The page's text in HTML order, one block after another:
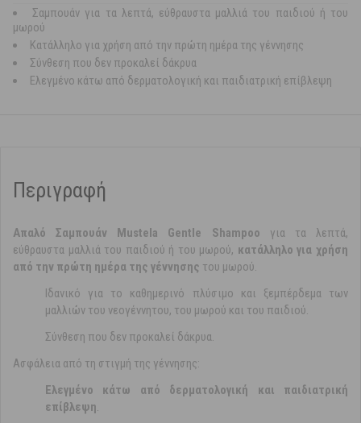
Σαμπουάν για τα λεπτά, εύθραυστα μαλλιά του παιδιού ή του
μωρού
Κατάλληλο για χρήση από την πρώτη ημέρα της γέννησης
Σύνθεση που δεν προκαλεί δάκρυα
Ελεγμένο κάτω από δερματολογική και παιδιατρική επίβλεψη
Περιγραφή
Απαλό Σαμπουάν Mustela Gentle Shampoo για τα λεπτά,
εύθραυστα μαλλιά του παιδιού ή του μωρού, κατάλληλο για χρήση
από την πρώτη ημέρα της γέννησης του μωρού.
Ιδανικό για το καθημερινό πλύσιμο και ξεμπέρδεμα των
μαλλιών του νεογέννητου, του μωρού και του παιδιού.
Σύνθεση που δεν προκαλεί δάκρυα.
Ασφάλεια από τη στιγμή της γέννησης:
Ελεγμένο κάτω από δερματολογική και παιδιατρική
επίβλεψη.